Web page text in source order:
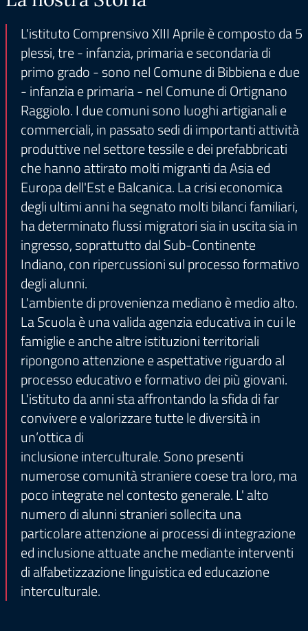
L'istituto Comprensivo XIII Aprile è composto da 5
plessi, tre - infanzia, primaria e secondaria di
primo grado - sono nel Comune di Bibbiena e due
- infanzia e primaria - nel Comune di Ortignano
Raggiolo. I due comuni sono luoghi artigianali e
commerciali, in passato sedi di importanti attività
produttive nel settore tessile e dei prefabbricati
che hanno attirato molti migranti da Asia ed
Europa dell'Est e Balcanica. La crisi economica
degli ultimi anni ha segnato molti bilanci familiari,
ha determinato flussi migratori sia in uscita sia in
ingresso, soprattutto dal Sub-Continente
Indiano, con ripercussioni sul processo formativo
degli alunni.
L'ambiente di provenienza mediano è medio alto.
La Scuola è una valida agenzia educativa in cui le
famiglie e anche altre istituzioni territoriali
ripongono attenzione e aspettative riguardo al
processo educativo e formativo dei più giovani.
L'istituto da anni sta affrontando la sfida di far
convivere e valorizzare tutte le diversità in
un’ottica di
inclusione interculturale. Sono presenti
numerose comunità straniere coese tra loro, ma
poco integrate nel contesto generale. L' alto
numero di alunni stranieri sollecita una
particolare attenzione ai processi di integrazione
ed inclusione attuate anche mediante interventi
di alfabetizzazione linguistica ed educazione
interculturale.